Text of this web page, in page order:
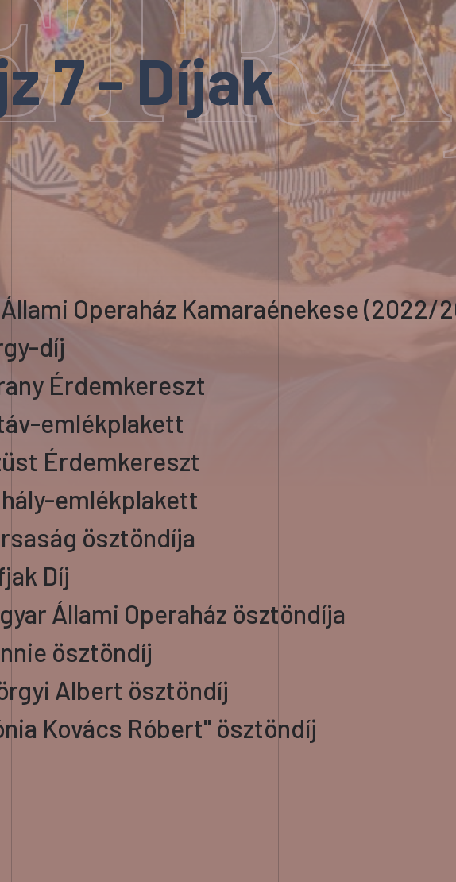
7 - Díjak
Operaház Kamaraénekese (2022/
díj
Érdemkereszt
emlékplakett
Érdemkereszt
emlékplakett
ösztöndíja
Díj
Állami Operaház ösztöndíja
ösztöndíj
Albert ösztöndíj
Kovács Róbert" ösztöndíj